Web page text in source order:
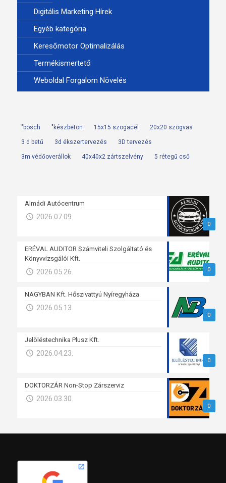
Digitális Marketing Hírek
Egyéb kategória
Keresőmotor Optimalizálás
Termékismertető
Weboldal Forgalom Növelés
"bosch "készbeton 15x15 szögacél 20x20 szögvas
3 d betű 3d ékszertervezés 3D tervezés
3m védőoverállok 40x40x2 zártszelvény 5 rétegű cső
0
Almádi Autócentrum
2026.07.09.
0
ERÉVAL AUDITOR Számviteli Szolgáltató és
Könyvvizsgálói Kft.
2026.05.26.
0
NAGYBAN Kft. Hőszivattyú Nyíregyháza
2026.05.13.
0
Jelöléstechnika Plusz Kft.
2026.04.23.
0
DOKTORZÁR Non-Stop Zárszerviz
2026.03.30.